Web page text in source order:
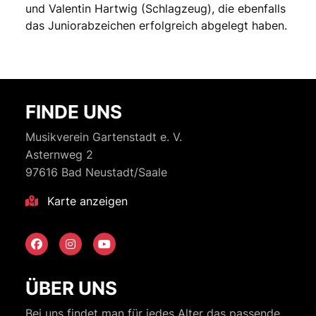
und Valentin Hartwig (Schlagzeug), die ebenfalls
das Juniorabzeichen erfolgreich abgelegt haben.
FINDE UNS
Musikverein Gartenstadt e. V.
Asternweg 2
97616 Bad Neustadt/Saale
Karte anzeigen
ÜBER UNS